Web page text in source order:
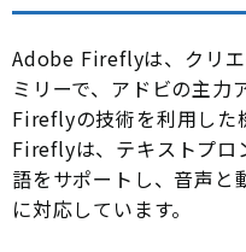
Adobe Fireflyは、クリ
ミリーで、アドビの主力
Fireflyの技術を利用した
Fireflyは、テキストプロ
語をサポートし、音声と
に対応しています。